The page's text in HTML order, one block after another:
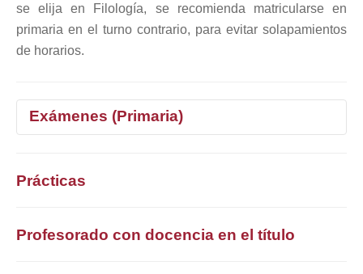
se elija en Filología, se recomienda matricularse en
primaria en el turno contrario, para evitar solapamientos
de horarios.
Exámenes (Primaria)
Prácticas
Profesorado con docencia en el título